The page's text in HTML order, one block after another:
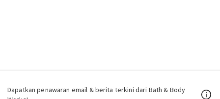
Dapatkan penawaran email & berita terkini dari Bath & Body